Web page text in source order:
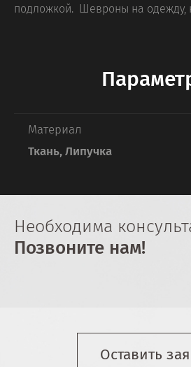
подложкой. Шевроны на одежду,
Материал
Ткань, Липучка
Необходима
Позвоните нам!
Оставить